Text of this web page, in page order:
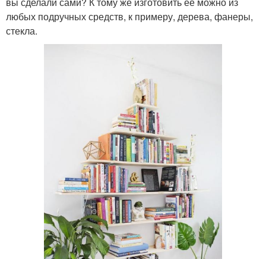
любых подручных средств, к примеру, дерева, фанеры,
стекла.